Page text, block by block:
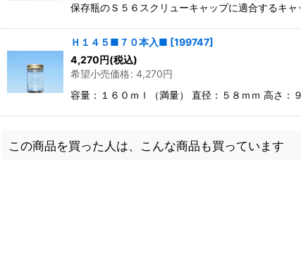
保存瓶のＳ５６スクリューキャップに適合するキ
Ｈ１４５■７０本入■ [199747]
4,270円(税込)
希望小売価格: 4,270円
容量：１６０ｍｌ（満量） 直径：５８ｍｍ 高さ
この商品を買った人は、こんな商品も買っています